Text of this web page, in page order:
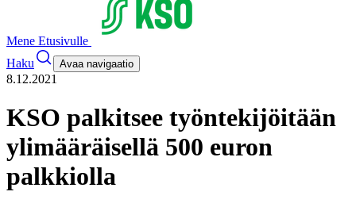
Mene Etusivulle
Haku
Avaa navigaatio
8.12.2021
KSO palkitsee työntekijöitään
ylimääräisellä 500 euron
palkkiolla